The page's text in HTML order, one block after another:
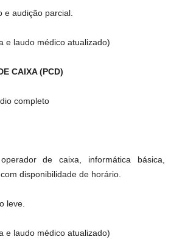
e audição parcial.
e laudo médico atualizado)
CAIXA (PCD)
completo
de caixa, informática básica,
disponibilidade de horário.
leve.
e laudo médico atualizado)